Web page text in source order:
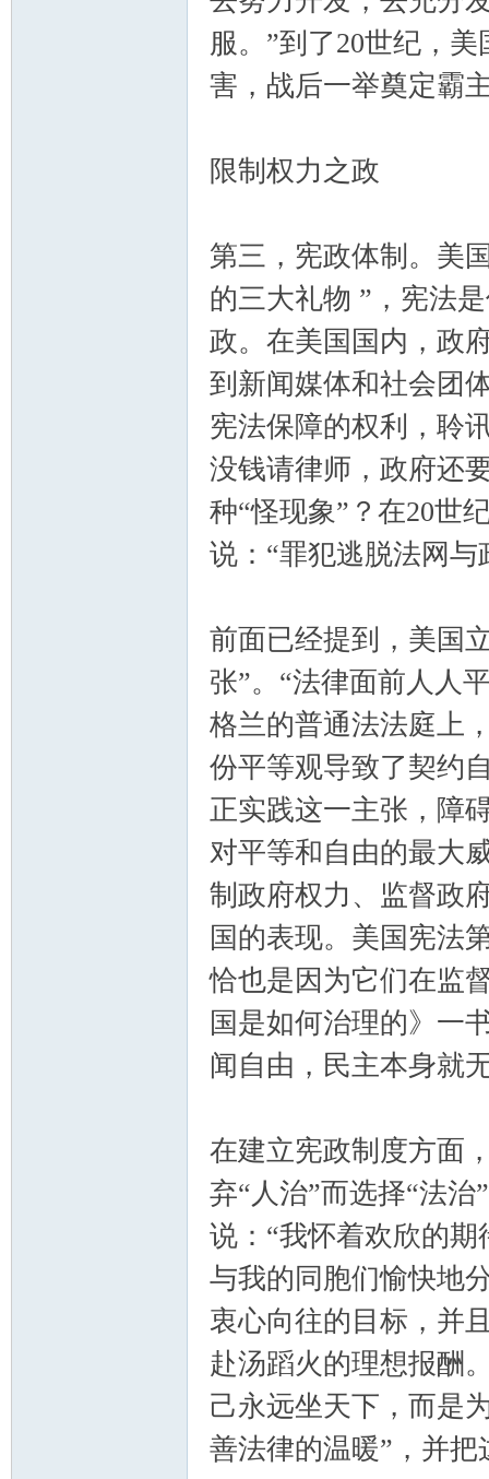
服。”到了20世纪，
害，战后一举奠定霸
限制权力之政
第三，宪政体制。美
的三大礼物 ”，宪法
政。在美国国内，政
到新闻媒体和社会团
宪法保障的权利，聆
没钱请律师，政府还
种“怪现象”？在20世
说：“罪犯逃脱法网
前面已经提到，美国
张”。“法律面前人人
格兰的普通法法庭上
份平等观导致了契约
正实践这一主张，障
对平等和自由的最大
制政府权力、监督政
国的表现。美国宪法
恰也是因为它们在监
国是如何治理的》一
闻自由，民主本身就
在建立宪政制度方面
弃“人治”而选择“法
说：“我怀着欢欣的
与我的同胞们愉快地
衷心向往的目标，并
赴汤蹈火的理想报酬
己永远坐天下，而是
善法律的温暖”，并